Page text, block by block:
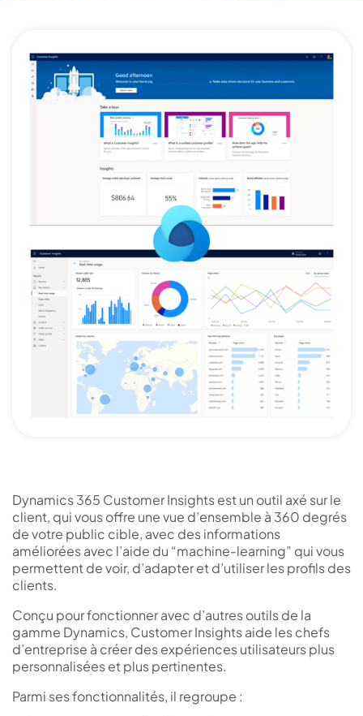
Dynamics 365 Customer Insights est un outil axé sur le
client, qui vous offre une vue d’ensemble à 360 degrés
de votre public cible, avec des informations
améliorées avec l’aide du “machine-learning” qui vous
permettent de voir, d’adapter et d’utiliser les profils des
clients.
Conçu pour fonctionner avec d’autres outils de la
gamme Dynamics, Customer Insights aide les chefs
d’entreprise à créer des expériences utilisateurs plus
personnalisées et plus pertinentes.
Parmi ses fonctionnalités, il regroupe :